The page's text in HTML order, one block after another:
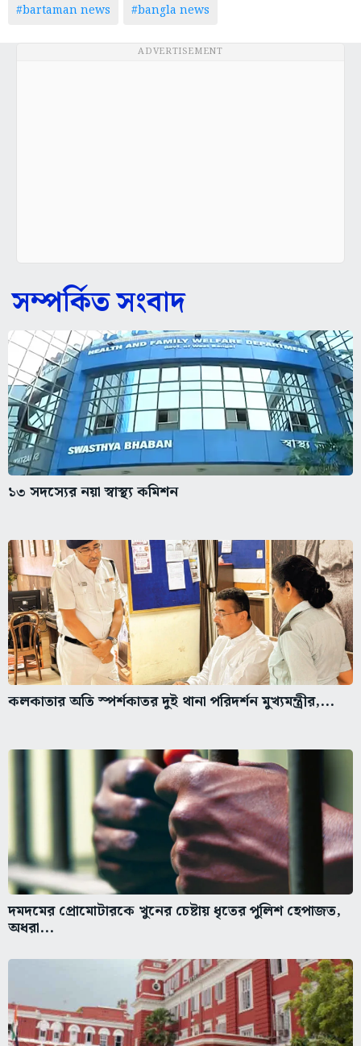
#bartaman news #bangla news
ADVERTISEMENT
সম্পর্কিত সংবাদ
১৩ সদস্যের নয়া স্বাস্থ্য কমিশন
কলকাতার অতি স্পর্শকাতর দুই থানা পরিদর্শন মুখ্যমন্ত্রীর,...
দমদমের প্রোমোটারকে খুনের চেষ্টায় ধৃতের পুলিশ হেপাজত,
অধরা...